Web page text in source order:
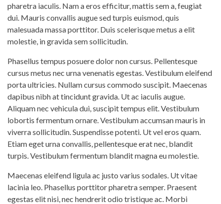
pharetra iaculis. Nam a eros efficitur, mattis sem a, feugiat
dui. Mauris convallis augue sed turpis euismod, quis
malesuada massa porttitor. Duis scelerisque metus a elit
molestie, in gravida sem sollicitudin.
Phasellus tempus posuere dolor non cursus. Pellentesque
cursus metus nec urna venenatis egestas. Vestibulum eleifend
porta ultricies. Nullam cursus commodo suscipit. Maecenas
dapibus nibh at tincidunt gravida. Ut ac iaculis augue.
Aliquam nec vehicula dui, suscipit tempus elit. Vestibulum
lobortis fermentum ornare. Vestibulum accumsan mauris in
viverra sollicitudin. Suspendisse potenti. Ut vel eros quam.
Etiam eget urna convallis, pellentesque erat nec, blandit
turpis. Vestibulum fermentum blandit magna eu molestie.
Maecenas eleifend ligula ac justo varius sodales. Ut vitae
lacinia leo. Phasellus porttitor pharetra semper. Praesent
egestas elit nisi, nec hendrerit odio tristique ac. Morbi